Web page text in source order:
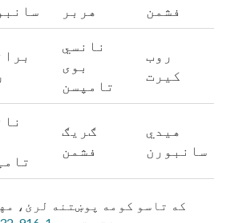
هربر
فشمن
نانسي
بوی
تامپسن
روب
کیرت
ګریګ
فشمن
هیدي
سانبورن
که تاسو کومه پوښتنه لرئ،